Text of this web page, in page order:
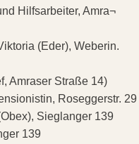
Hilfsarbeiter, Amra¬
(Eder), Weberin.
Amraser Straße 14)
Roseggerstr. 29
Sieglanger 139
139